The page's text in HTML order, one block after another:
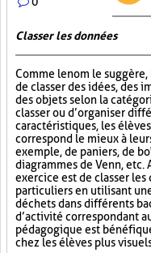
Classer les données
Comme le nom le suggère,
de classer des idées, des
des objets selon la
classer ou d’organiser
caractéristiques, les
correspond le mieux à
exemple, de paniers, de
diagrammes de Venn, etc.
exercice est de classer
particuliers en utilisant
déchets dans différents
d’activité correspondant
pédagogique est
chez les élèves plus